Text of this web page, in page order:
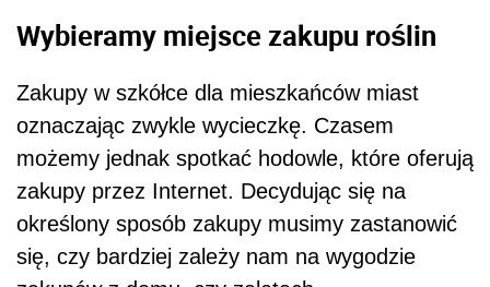
Wybieramy miejsce zakupu roślin
Zakupy w szkółce dla mieszkańców miast
oznaczając zwykle wycieczkę. Czasem
możemy jednak spotkać hodowle, które oferują
zakupy przez Internet. Decydując się na
określony sposób zakupy musimy zastanowić
się, czy bardziej zależy nam na wygodzie